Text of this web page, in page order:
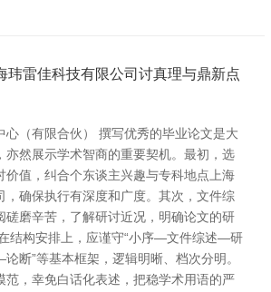
玮雷佳科技有限公司讨真理与鼎新点
心（有限合伙） 撰写优秀的毕业论文是大
亦然展示学术智商的重要契机。最初，选
价值，纠合个东谈主兴趣与专科地点上海
，确保执行有深度和广度。其次，文件综
磋磨辛苦，了解研讨近况，明确论文的研
结构安排上，应谨守“小序—文件综述—研
断”等基本框架，逻辑明晰、档次分明。
范，幸免白话化表述，把稳学术用语的严